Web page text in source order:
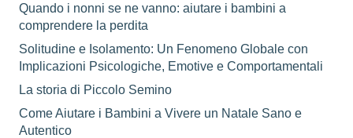
Quando i nonni se ne vanno: aiutare i bambini a
comprendere la perdita
Solitudine e Isolamento: Un Fenomeno Globale con
Implicazioni Psicologiche, Emotive e Comportamentali
La storia di Piccolo Semino
Come Aiutare i Bambini a Vivere un Natale Sano e
Autentico